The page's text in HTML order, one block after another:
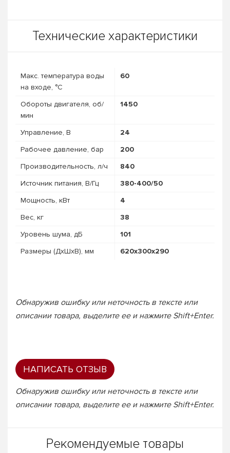
Технические характеристики
Макс. температура воды
на входе, °C
60
Обороты двигателя, об/
мин
1450
Управление, В
24
Рабочее давление, бар
200
Про­из­во­дитель­ность, л/ч
840
Источник питания, В/Гц
380-400/50
Мощность, кВт
4
Вес, кг
38
Уровень шума, дБ
101
Размеры (ДхШхВ), мм
620х300х290
Обнаружив ошибку или неточность в тексте или
описании товара, выделите ее и нажмите Shift+Enter.
НАПИСАТЬ ОТЗЫВ
Обнаружив ошибку или неточность в тексте или
описании товара, выделите ее и нажмите Shift+Enter.
Рекомендуемые товары